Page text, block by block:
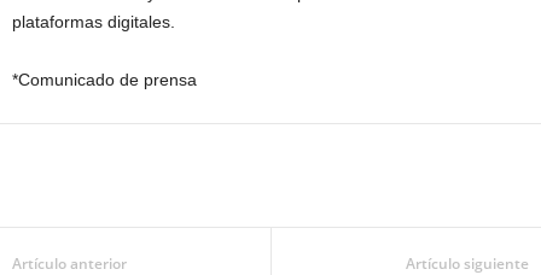
plataformas digitales.
*Comunicado de prensa
Artículo anterior Artículo siguiente